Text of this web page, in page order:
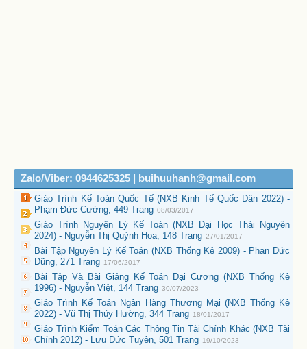
Zalo/Viber: 0944625325 | buihuuhanh@gmail.com
Giáo Trình Kế Toán Quốc Tế (NXB Kinh Tế Quốc Dân 2022) -
Phạm Đức Cường, 449 Trang 08/03/2017
Giáo Trình Nguyên Lý Kế Toán (NXB Đại Học Thái Nguyên
2024) - Nguyễn Thị Quỳnh Hoa, 148 Trang 27/01/2017
Bài Tập Nguyên Lý Kế Toán (NXB Thống Kê 2009) - Phan Đức
Dũng, 271 Trang 17/06/2017
Bài Tập Và Bài Giảng Kế Toán Đại Cương (NXB Thống Kê
1996) - Nguyễn Việt, 144 Trang 30/07/2023
Giáo Trình Kế Toán Ngân Hàng Thương Mại (NXB Thống Kê
2022) - Vũ Thị Thúy Hường, 344 Trang 18/01/2017
Giáo Trình Kiểm Toán Các Thông Tin Tài Chính Khác (NXB Tài
Chính 2012) - Lưu Đức Tuyên, 501 Trang 19/10/2023